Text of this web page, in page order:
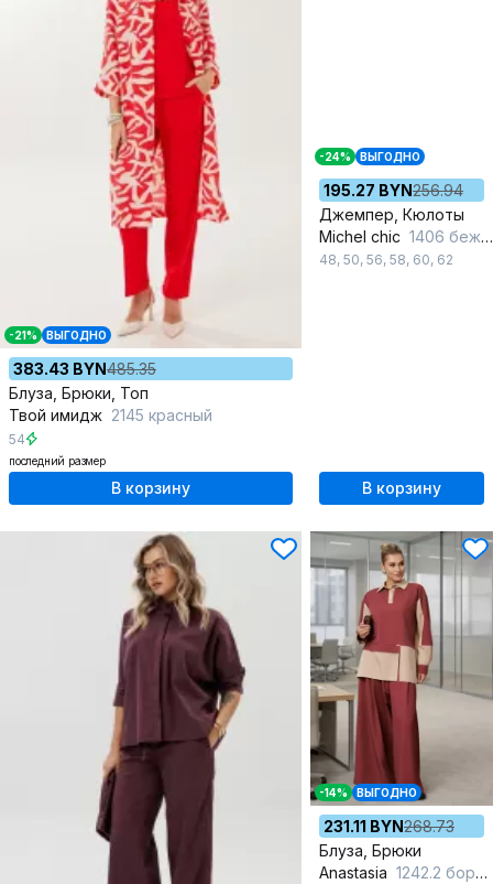
-21% ВЫГОДНО
383.43 BYN485.35
Блуза, Брюки, Топ
Твой имидж 2145 красный
54
последний размер
В корзину
-24% ВЫГОДНО
195.27 BYN256.94
Джемпер, Кюлоты
Michel chic 1406 бежевый,красный
48, 50, 56, 58, 60, 62
В корзину
-14% ВЫГОДНО
231.11 BYN268.73
Блуза, Брюки
Anastasia 1242.2 бордово-бежевый